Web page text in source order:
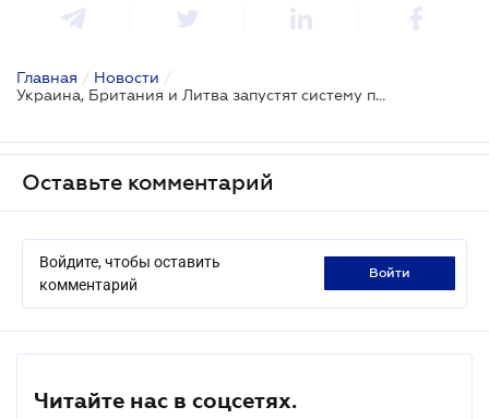
Главная / Новости /
Украина, Британия и Литва запустят систему поиска похищенного россией зерна
Оставьте комментарий
Войдите, чтобы оставить
комментарий
войти
Читайте нас в соцсетях.